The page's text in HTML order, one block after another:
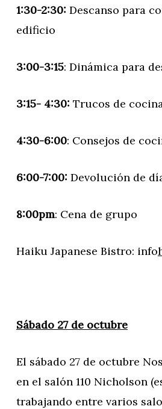
1:30-2:30: Descanso para
edificio
3:00-3:15: Dinámica para
3:15- 4:30: Trucos de
4:30-6:00: Consejos de
6:00-7:00: Devolución de
8:00pm: Cena de grupo
Haiku Japanese Bistro: info
Sábado 27 de octubre
El sábado 27 de octubre
en el salón 110 Nicholson
trabajando entre varios